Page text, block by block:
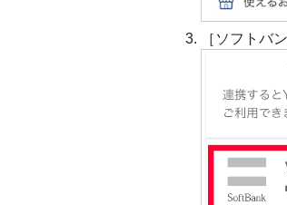
［ソフトバ